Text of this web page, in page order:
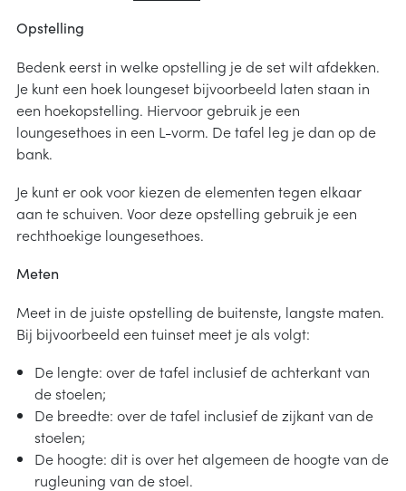
& UV protectie
kiezen
Opstelling
Bedenk eerst in welke opstelling je de set wilt afdekken.
Je kunt een hoek loungeset bijvoorbeeld laten staan in
een hoekopstelling. Hiervoor gebruik je een
loungesethoes in een L-vorm. De tafel leg je dan op de
bank.
Je kunt er ook voor kiezen de elementen tegen elkaar
aan te schuiven. Voor deze opstelling gebruik je een
rechthoekige loungesethoes.
Meten
Meet in de juiste opstelling de buitenste, langste maten.
Bij bijvoorbeeld een tuinset meet je als volgt:
De lengte: over de tafel inclusief de achterkant van
de stoelen;
De breedte: over de tafel inclusief de zijkant van de
stoelen;
De hoogte: dit is over het algemeen de hoogte van de
rugleuning van de stoel.